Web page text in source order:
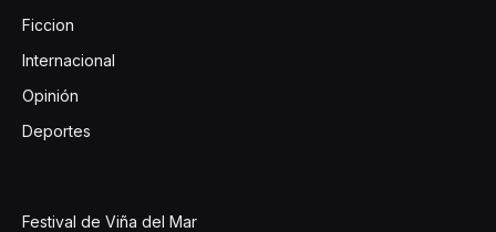
Ficcion
Internacional
Opinión
Deportes
Festival de Viña del Mar